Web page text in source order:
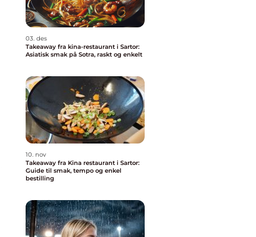
03. des
Takeaway fra kina-restaurant i Sartor:
Asiatisk smak på Sotra, raskt og enkelt
10. nov
Takeaway fra Kina restaurant i Sartor:
Guide til smak, tempo og enkel
bestilling